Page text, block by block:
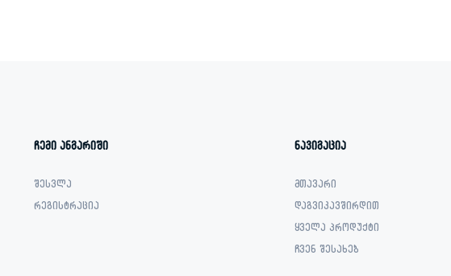
ჩემი ანგარიში
შესვლა
რეგისტრაცია
ნავიგაცია
მთავარი
დაგვიკავშირდით
ყველა პროდუქტი
ჩვენ შესახებ